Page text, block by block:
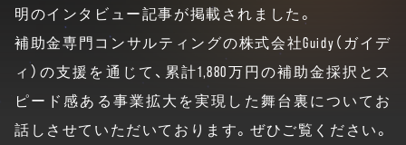
明のインタビュー記事が掲載されました。
補助金専門コンサルティングの株式会社Guidy（ガイデ
ィ）の支援を通じて、累計1,880万円の補助金採択とス
ピード感ある事業拡大を実現した舞台裏についてお
話しさせていただいております。ぜひご覧ください。